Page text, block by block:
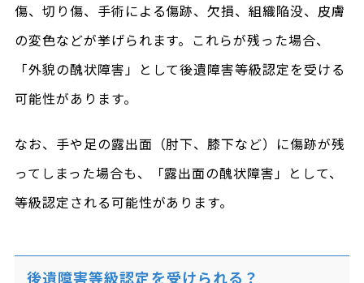
傷、切り傷、手術による傷跡、欠損、組織陥没、皮膚
の変色などが挙げられます。これらが残った場合、
「外貌の醜状障害」として後遺障害等級認定を受ける
可能性があります。
なお、手や足の露出面（肘下、膝下など）に傷跡が残
ってしまった場合も、「露出面の醜状障害」として、
等級認定される可能性があります。
後遺障害等級認定を受けられる？